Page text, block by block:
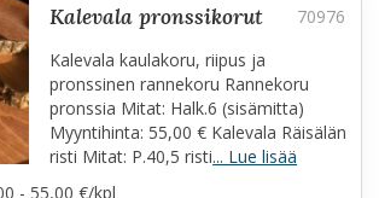
kalevala pronssikorut
Kalevala kaulakoru, riipus ja
pronssinen rannekoru Rannekoru
pronssia Mitat: Halk.6 (sisämitta)
Myyntihinta: 55,00 € Kalevala Räisälän
risti Mitat: P.40,5 risti... Lue lisää
- 55,00 €/kpl